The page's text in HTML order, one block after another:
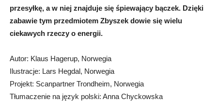
przesyłkę, a w niej znajduje się śpiewający bączek. Dzięki
zabawie tym przedmiotem Zbyszek dowie się wielu
ciekawych rzeczy o energii.
Autor: Klaus Hagerup, Norwegia
Ilustracje: Lars Hegdal, Norwegia
Projekt: Scanpartner Trondheim, Norwegia
Tłumaczenie na język polski: Anna Chyckowska